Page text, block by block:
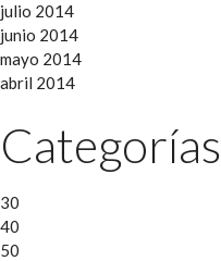
julio 2014
junio 2014
mayo 2014
abril 2014
Categorías
30
40
50